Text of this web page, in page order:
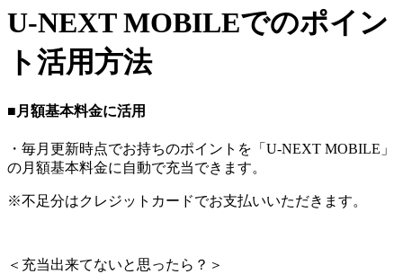
U-NEXT MOBILEでのポイン
ト活用方法
■月額基本料金に活用
・毎月更新時点でお持ちのポイントを「U-NEXT MOBILE」
の月額基本料金に自動で充当できます。
※不足分はクレジットカードでお支払いいただきます。
＜ 充当出来てないと思ったら？ ＞